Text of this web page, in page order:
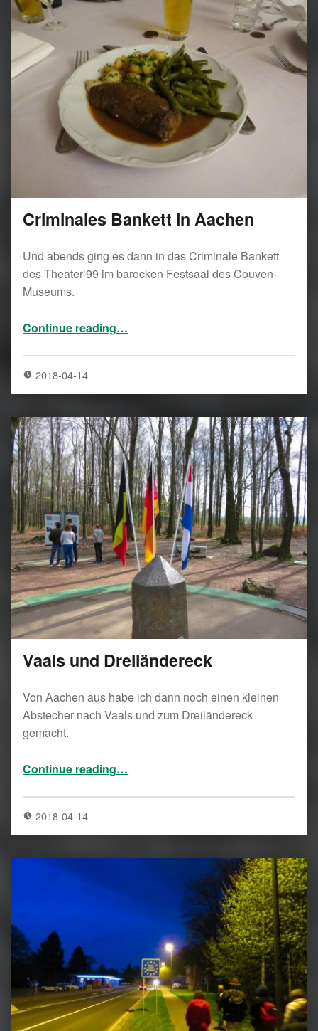
Criminales Bankett in Aachen
Und abends ging es dann in das Criminale Bankett
des Theater’99 im barocken Festsaal des Couven-
Museums.
Continue reading…
2018-04-14
Vaals und Dreiländereck
Von Aachen aus habe ich dann noch einen kleinen
Abstecher nach Vaals und zum Dreiländereck
gemacht.
Continue reading…
2018-04-14